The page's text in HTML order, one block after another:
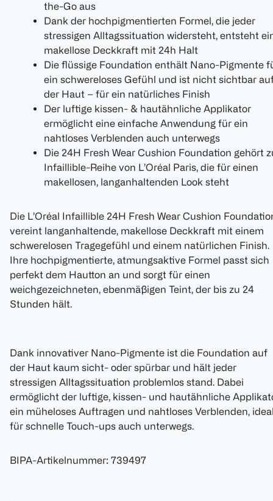
the-Go aus
Dank der hochpigmentierten Formel, die jeder
stressigen Alltagssituation widersteht, entsteht
makellose Deckkraft mit 24h Halt
Die flüssige Foundation enthält Nano-Pigmente
ein schwereloses Gefühl und ist nicht sichtbar
der Haut – für ein natürliches Finish
Der luftige kissen- & hautähnliche Applikator
ermöglicht eine einfache Anwendung für ein
nahtloses Verblenden auch unterwegs
Die 24H Fresh Wear Cushion Foundation gehört
Infaillible-Reihe von L’Oréal Paris, die für einen
makellosen, langanhaltenden Look steht
Die L’Oréal Infaillible 24H Fresh Wear Cushion
vereint langanhaltende, makellose Deckkraft mit einem
schwerelosen Tragegefühl und einem natürlichen Finish.
Ihre hochpigmentierte, atmungsaktive Formel passt sich
perfekt dem Hautton an und sorgt für einen
weichgezeichneten, ebenmäßigen Teint, der bis zu 24
Stunden hält.
Dank innovativer Nano-Pigmente ist die Foundation auf
der Haut kaum sicht- oder spürbar und hält jeder
stressigen Alltagssituation problemlos stand. Dabei
ermöglicht der luftige, kissen- und hautähnliche
ein müheloses Auftragen und nahtloses Verblenden,
für schnelle Touch-ups auch unterwegs.
BIPA-Artikelnummer: 739497